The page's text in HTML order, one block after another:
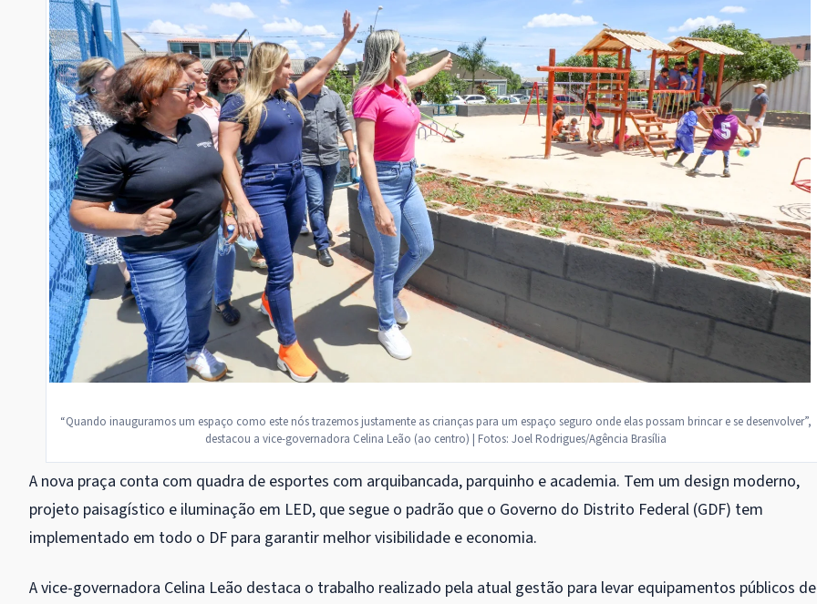
“Quando inauguramos um espaço como este nós trazemos justamente as crianças para um espaço seguro onde elas possam brincar e se desenvolver”,
destacou a vice-governadora Celina Leão (ao centro) | Fotos: Joel Rodrigues/Agência Brasília
A nova praça conta com quadra de esportes com arquibancada, parquinho e academia. Tem um design moderno,
projeto paisagístico e iluminação em LED, que segue o padrão que o Governo do Distrito Federal (GDF) tem
implementado em todo o DF para garantir melhor visibilidade e economia.
A vice-governadora Celina Leão destaca o trabalho realizado pela atual gestão para levar equipamentos públicos de